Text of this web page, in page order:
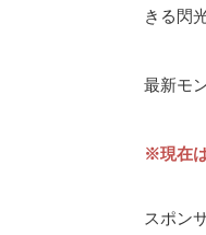
きる閃
最新モ
※現在
スポン